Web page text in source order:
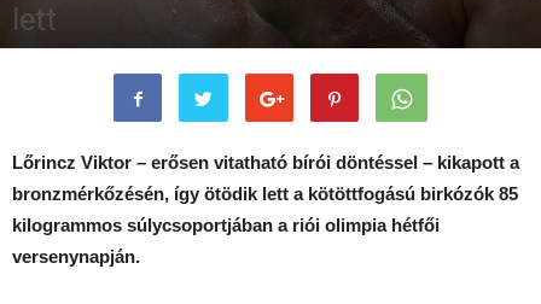
lett
Lőrincz Viktor – erősen vitatható bírói döntéssel – kikapott a
bronzmérkőzésén, így ötödik lett a kötöttfogású birkózók 85
kilogrammos súlycsoportjában a riói olimpia hétfői
versenynapján.